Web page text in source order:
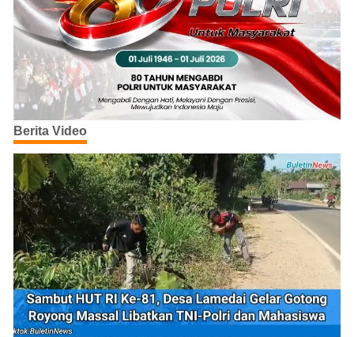
Berita Video